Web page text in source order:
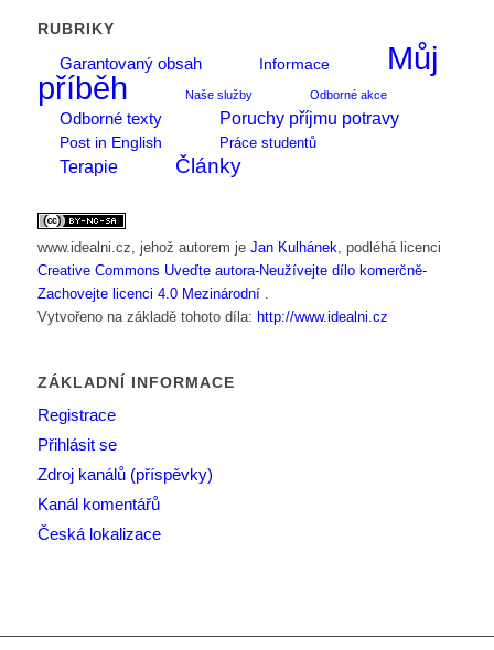
RUBRIKY
Garantovaný obsah
Informace
Můj
příběh
Naše služby Odborné akce
Odborné texty Poruchy příjmu potravy
Post in English Práce studentů
Terapie Články
www.idealni.cz , jehož autorem je Jan Kulhánek , podléhá licenci
Creative Commons Uveďte autora-Neužívejte dílo komerčně-
Zachovejte licenci 4.0 Mezinárodní
Vytvořeno na základě tohoto díla: http://www.idealni.cz
ZÁKLADNÍ INFORMACE
Registrace
Přihlásit se
Zdroj kanálů (příspěvky)
Kanál komentářů
Česká lokalizace